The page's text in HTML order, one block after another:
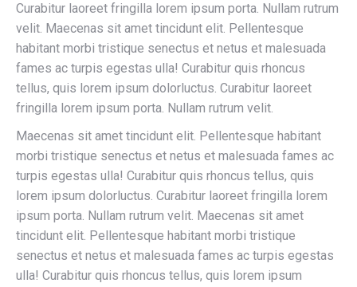
Curabitur laoreet fringilla lorem ipsum porta. Nullam rutrum
velit. Maecenas sit amet tincidunt elit. Pellentesque
habitant morbi tristique senectus et netus et malesuada
fames ac turpis egestas ulla! Curabitur quis rhoncus
tellus, quis lorem ipsum dolorluctus. Curabitur laoreet
fringilla lorem ipsum porta. Nullam rutrum velit.
Maecenas sit amet tincidunt elit. Pellentesque habitant
morbi tristique senectus et netus et malesuada fames ac
turpis egestas ulla! Curabitur quis rhoncus tellus, quis
lorem ipsum dolorluctus. Curabitur laoreet fringilla lorem
ipsum porta. Nullam rutrum velit. Maecenas sit amet
tincidunt elit. Pellentesque habitant morbi tristique
senectus et netus et malesuada fames ac turpis egestas
ulla! Curabitur quis rhoncus tellus, quis lorem ipsum